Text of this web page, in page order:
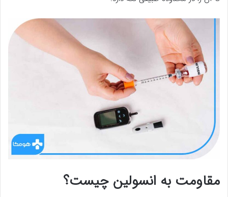
مقاومت به انسولین چیست؟